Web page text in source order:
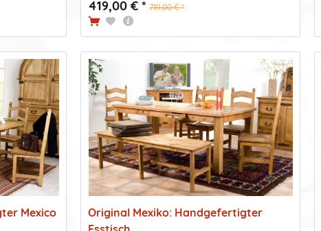
419,00 € * 719,00 € *
Mexico
Original Mexiko: Handgefertigter